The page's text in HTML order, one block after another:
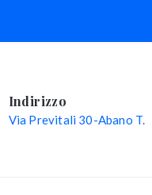
Indirizzo
Via Previtali 30-Abano T.